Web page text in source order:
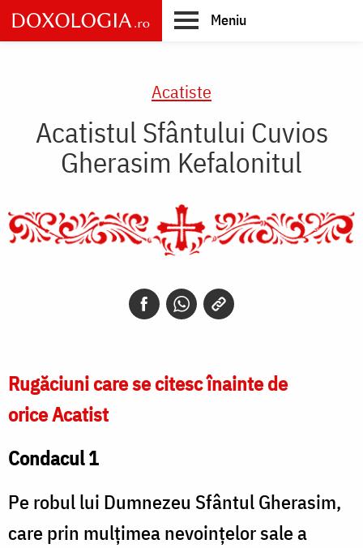
Skip
to
main
Meniu
Acatiste
Acatistul Sfântului Cuvios
Gherasim Kefalonitul
Rugăciuni care se citesc înainte de
orice Acatist
Condacul 1
Pe robul lui Dumnezeu Sfântul Gherasim,
care prin mulţimea nevoinţelor sale a